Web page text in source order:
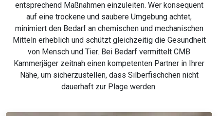
entsprechend Maßnahmen einzuleiten. Wer konsequent
auf eine trockene und saubere Umgebung achtet,
minimiert den Bedarf an chemischen und mechanischen
Mitteln erheblich und schützt gleichzeitig die Gesundheit
von Mensch und Tier. Bei Bedarf vermittelt CMB
Kammerjäger zeitnah einen kompetenten Partner in Ihrer
Nähe, um sicherzustellen, dass Silberfischchen nicht
dauerhaft zur Plage werden.